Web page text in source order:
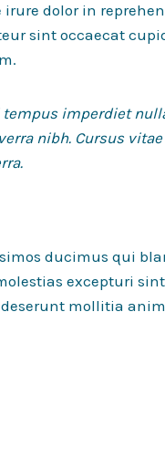
dolor in
sint occaecat
imperdiet
nibh. Cursus
ducimus qui
excepturi
mollitia